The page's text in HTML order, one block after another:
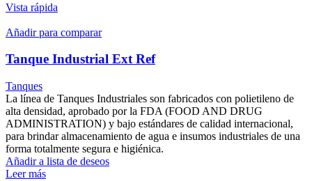
Vista rápida
Añadir para comparar
Tanque Industrial Ext Ref
Tanques
La línea de Tanques Industriales son fabricados con polietileno de
alta densidad, aprobado por la FDA (FOOD AND DRUG
ADMINISTRATION) y bajo estándares de calidad internacional,
para brindar almacenamiento de agua e insumos industriales de una
forma totalmente segura e higiénica.
Añadir a lista de deseos
Leer más